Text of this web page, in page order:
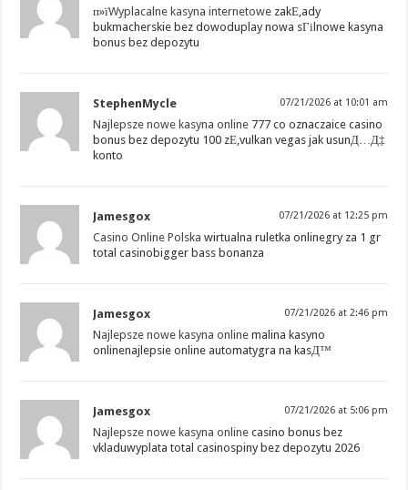
п»їWyplacalne kasyna internetowe zakЕ‚ady
bukmacherskie bez dowoduplay nowa sГіlnowe kasyna
bonus bez depozytu
StephenMycle 07/21/2026 at 10:01 am
Najlepsze nowe kasyna online 777 co oznaczaice casino
bonus bez depozytu 100 zЕ‚vulkan vegas jak usunД…Д‡
konto
Jamesgox 07/21/2026 at 12:25 pm
Casino Online Polska wirtualna ruletka onlinegry za 1 gr
total casinobigger bass bonanza
Jamesgox 07/21/2026 at 2:46 pm
Najlepsze nowe kasyna online malina kasyno
onlinenajlepsie online automatygra na kasД™
Jamesgox 07/21/2026 at 5:06 pm
Najlepsze nowe kasyna online casino bonus bez
vkladuwyplata total casinospiny bez depozytu 2026